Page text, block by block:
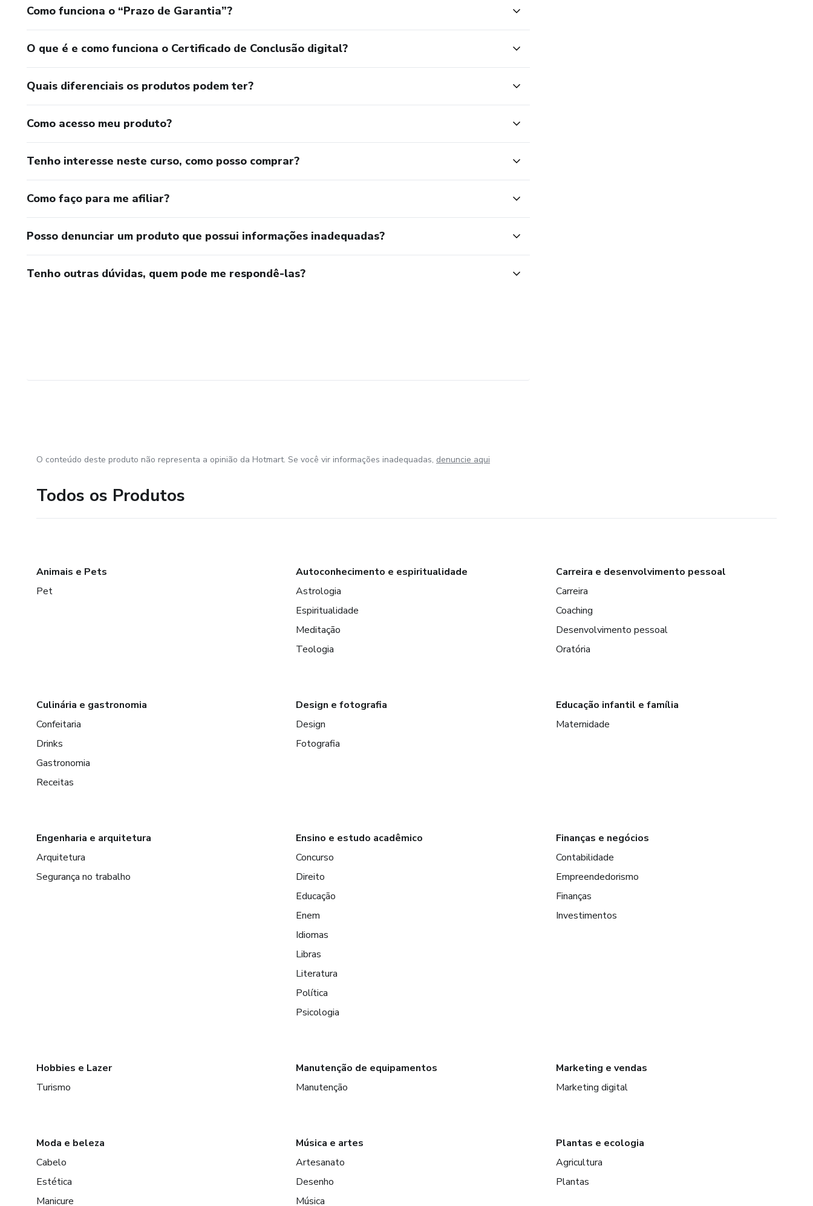
Como funciona o “Prazo de Garantia”?
O que é e como funciona o Certificado de Conclusão digital?
Quais diferenciais os produtos podem ter?
Como acesso meu produto?
Tenho interesse neste curso, como posso comprar?
Como faço para me afiliar?
Posso denunciar um produto que possui informações inadequadas?
Tenho outras dúvidas, quem pode me respondê-las?
O conteúdo deste produto não representa a opinião da Hotmart. Se você vir informações inadequadas, denuncie aqui
Todos os Produtos
Animais e Pets
Pet
Autoconhecimento e espiritualidade
Astrologia
Espiritualidade
Meditação
Teologia
Carreira e desenvolvimento pessoal
Carreira
Coaching
Desenvolvimento pessoal
Oratória
Culinária e gastronomia
Confeitaria
Drinks
Gastronomia
Receitas
Design e fotografia
Design
Fotografia
Educação infantil e família
Maternidade
Engenharia e arquitetura
Arquitetura
Segurança no trabalho
Ensino e estudo acadêmico
Concurso
Direito
Educação
Enem
Idiomas
Libras
Literatura
Política
Psicologia
Finanças e negócios
Contabilidade
Empreendedorismo
Finanças
Investimentos
Hobbies e Lazer
Turismo
Manutenção de equipamentos
Manutenção
Marketing e vendas
Marketing digital
Moda e beleza
Cabelo
Estética
Manicure
Música e artes
Artesanato
Desenho
Música
Plantas e ecologia
Agricultura
Plantas